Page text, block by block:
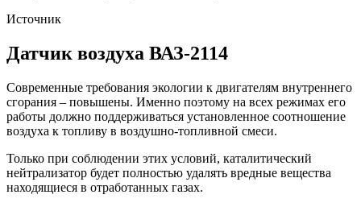
Источник
Датчик воздуха ВАЗ-2114
Современные требования экологии к двигателям внутреннего
сгорания – повышены. Именно поэтому на всех режимах его
работы должно поддерживаться установленное соотношение
воздуха к топливу в воздушно-топливной смеси.
Только при соблюдении этих условий, каталитический
нейтрализатор будет полностью удалять вредные вещества
находящиеся в отработанных газах.